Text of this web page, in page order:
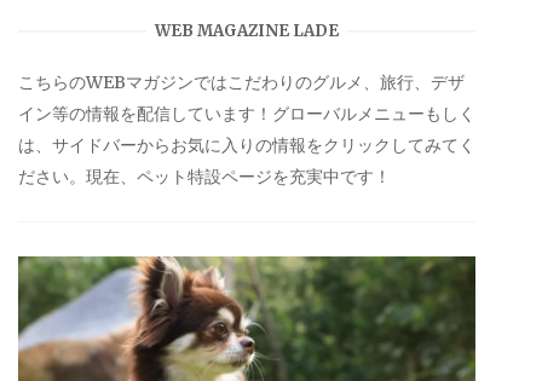
WEB MAGAZINE LADE
こちらのWEBマガジンではこだわりのグルメ、旅行、デザ
イン等の情報を配信しています！グローバルメニューもしく
は、サイドバーからお気に入りの情報をクリックしてみてく
ださい。現在、ペット特設ページを充実中です！